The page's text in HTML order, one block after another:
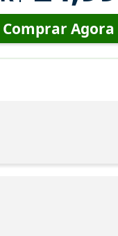
Comprar Agora